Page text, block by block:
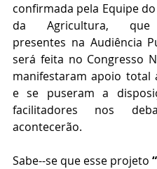
confirmada pela Equipe
da Agricultura, que
presentes na Audiência
será feita no Congresso
manifestaram apoio total
e se puseram a
facilitadores nos
acontecerão.
Sabe--se que esse projeto